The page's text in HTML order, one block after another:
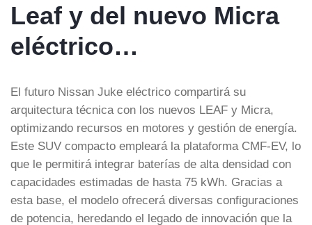
Leaf y del nuevo Micra
eléctrico…
El futuro Nissan Juke eléctrico compartirá su
arquitectura técnica con los nuevos LEAF y Micra,
optimizando recursos en motores y gestión de energía.
Este SUV compacto empleará la plataforma CMF-EV, lo
que le permitirá integrar baterías de alta densidad con
capacidades estimadas de hasta 75 kWh. Gracias a
esta base, el modelo ofrecerá diversas configuraciones
de potencia, heredando el legado de innovación que la